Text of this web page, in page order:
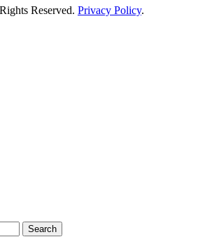
Reserved. Privacy Policy.
Search